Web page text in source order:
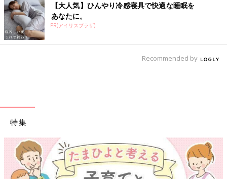
【大人気】ひんやり冷感寝具で快適な睡眠を
あなたに。
PR(アイリスプラザ)
Recommended by
特集
【ワクチ